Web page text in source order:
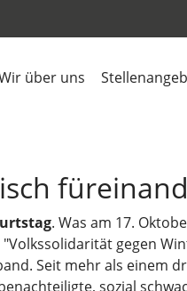
über uns
. Was am 17.
gegen
Seit mehr als einem
sozial